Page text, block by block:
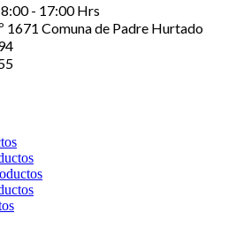
- 17:00 Hrs
1671 Comuna de Padre Hurtado